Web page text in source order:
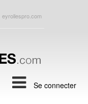
eyrollespro.com
Se connecter